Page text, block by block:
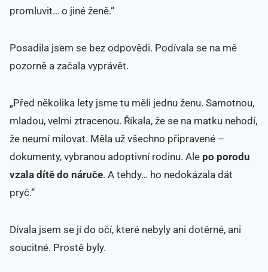
promluvit… o jiné ženě.“
Posadila jsem se bez odpovědi. Podívala se na mě
pozorně a začala vyprávět.
„Před několika lety jsme tu měli jednu ženu. Samotnou,
mladou, velmi ztracenou. Říkala, že se na matku nehodí,
že neumí milovat. Měla už všechno připravené –
dokumenty, vybranou adoptivní rodinu. Ale po porodu
vzala dítě do náruče. A tehdy… ho nedokázala dát
pryč.“
Dívala jsem se jí do očí, které nebyly ani dotěrné, ani
soucitné. Prostě byly.